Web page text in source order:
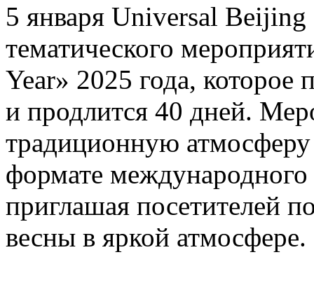
5 января Universal
тематического
Year» 2025 года, которое
и продлится 40 дней.
традиционную атмосферу
формате международного
приглашая посетителей
весны в яркой атмосфере.